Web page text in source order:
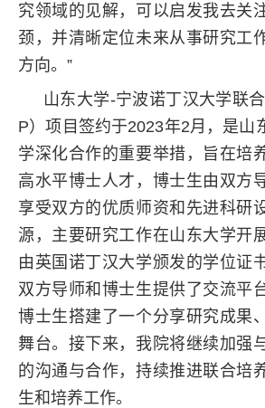
究领域的见解，可以启发我去关
颈，并清晰定位未来从事研究工
方向。”
山东大学-宁波诺丁汉大学联
P）项目签约于2023年2月，是山
学深化合作的重要举措，旨在培
高水平博士人才，博士生由双方
享受双方的优质师资和先进科研
源，主要研究工作在山东大学开
由英国诺丁汉大学颁发的学位证
双方导师和博士生提供了交流平
博士生搭建了一个分享研究成果
舞台。接下来，我院将继续加强
的沟通与合作，持续推进联合培
生和培养工作。